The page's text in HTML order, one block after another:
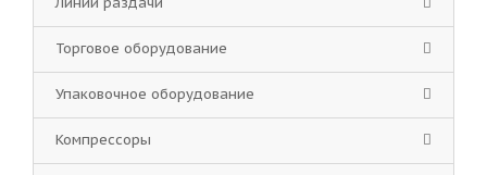
Торговое оборудование
Упаковочное оборудование
Компрессоры